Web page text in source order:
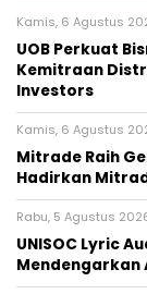
Kamis, 6 Agustus
UOB Perkuat
Kemitraan
Investors
Kamis, 6 Agustus
Mitrade Raih
Hadirkan
Rabu, 5 Agustus
UNISOC Lyric
Mendengarkan